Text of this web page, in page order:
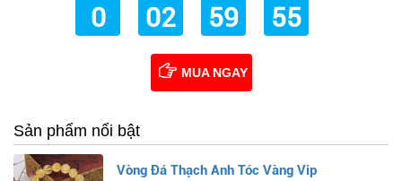
0 02 59 53
MUA NGAY
Sản phẩm nổi bật
Vòng Đá Thạch Anh Tóc Vàng Vip